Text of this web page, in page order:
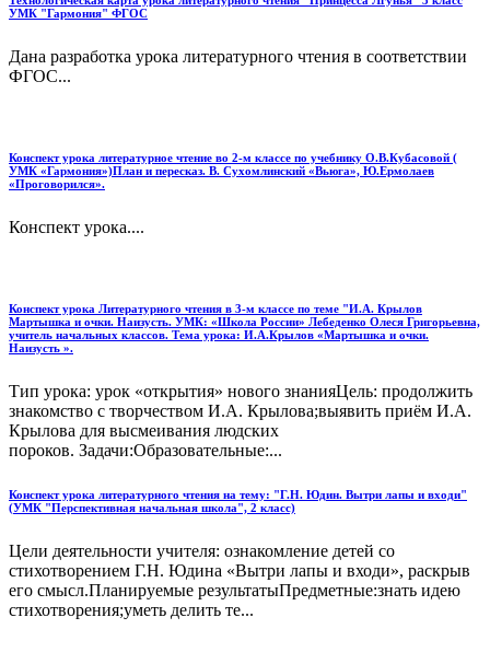
УМК "Гармония" ФГОС
Дана разработка урока литературного чтения в соответствии
ФГОС...
Конспект урока литературное чтение во 2-м классе по учебнику О.В.Кубасовой (
УМК «Гармония»)План и пересказ. В. Сухомлинский «Вьюга», Ю.Ермолаев
«Проговорился».
Конспект урока....
Конспект урока Литературного чтения в 3-м классе по теме "И.А. Крылов
Мартышка и очки. Наизусть. УМК: «Школа России» Лебеденко Олеся Григорьевна,
учитель начальных классов. Тема урока: И.А.Крылов «Мартышка и очки.
Наизусть ».
Тип урока: урок «открытия» нового знанияЦель: продолжить
знакомство с творчеством И.А. Крылова;выявить приём И.А.
Крылова для высмеивания людских
пороков. Задачи:Образовательные:...
Конспект урока литературного чтения на тему: "Г.Н. Юдин. Вытри лапы и входи"
(УМК "Перспективная начальная школа", 2 класс)
Цели деятельности учителя: ознакомление детей со
стихотворением Г.Н. Юдина «Вытри лапы и входи», раскрыв
его смысл.Планируемые результатыПредметные:знать идею
стихотворения;уметь делить те...